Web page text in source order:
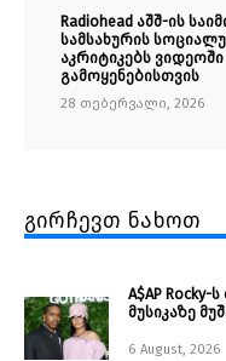
Radiohead აშშ-ის
სამსახურის
აკრიტიკებს
გამოყენებისთვის
28 თებერვალი, 2026
გირჩევთ ნახოთ
A$AP
მუსიკაზე
6 August, 2026